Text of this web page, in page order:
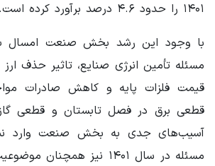
۱۴۰۱ را حدود ۴.۶ درصد برآورد کرده است.
با وجود این رشد بخش صنعت امسال
مسئله تأمین انرژی صنایع، تاثیر حذف
قطعی برق در فصل تابستان و قطعی
آسیب‌های جدی به بخش صنعت وارد
مسئله در سال ۱۴۰۱ نیز